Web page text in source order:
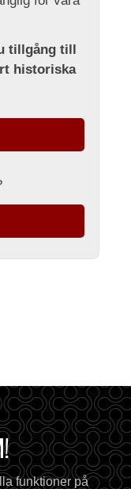
tillgång till
historiska
funktioner på